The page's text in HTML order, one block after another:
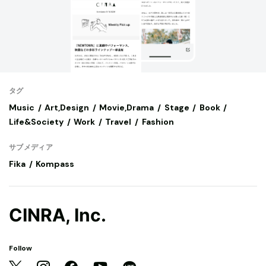
タグ
Music Art,Design Movie,Drama Stage
Book
Life&Society
Work Travel Fashion
サブメディア
Fika Kompass
CINRA, Inc.
Follow